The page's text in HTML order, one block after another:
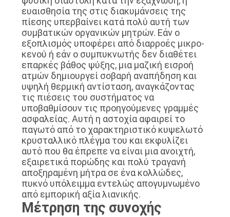
ευαισθησία της στις διακυμάνσεις της
πίεσης υπερβαίνει κατά πολύ αυτή των
συμβατικών οργανικών μητρών. Εάν ο
εξοπλισμός υποφέρει από διαρροές μικρο-
κενού ή εάν ο συμπυκνωτής δεν διαθέτει
επαρκές βάθος ψύξης, μια μαζική εισροή
ατμών δημιουργεί σοβαρή αναπήδηση και
υψηλή θερμική αντίσταση, αναγκάζοντας
τις πιέσεις του συστήματος να
υποβαθμίσουν τις προηγούμενες γραμμές
ασφαλείας. Αυτή η αστοχία αφαιρεί το
παγωτό από το χαρακτηριστικό κυψελωτό
κρυσταλλικό πλέγμα του και εκφυλίζει
αυτό που θα έπρεπε να είναι μια ανοιχτή,
εξαιρετικά πορώδης και πολύ τραγανή
αποξηραμένη μήτρα σε ένα κολλώδες,
πυκνό υπόλειμμα εντελώς απογυμνωμένο
από εμπορική αξία λιανικής.
Μέτρηση της συνοχής